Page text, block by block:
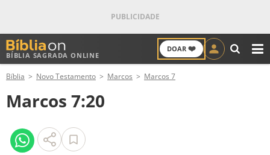
BÍBLIA SAGRADA ONLINE
DOAR ❤️
ANTIGO TESTAMENTO
NOVO TESTAMENTO
VERSÍCULOS
Bíblia Novo Testamento Marcos Marcos 7
Marcos 7:20